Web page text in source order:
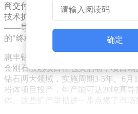
商交付了全球首批搭载钻石冷却技
技术扩展至AMD的高端AI芯片。金
——导热能力是铜的5倍、硅的10倍
的"终极散热材料"。
惠丰钻石近期动作频频。5月28日，
金刚石散热项目在包头启动，项目
钻石两大领域，实施周期3-5年。6月
粉体项目投产，年产能可达20吨高
体。这些扩产举措进一步点燃了市场
确定